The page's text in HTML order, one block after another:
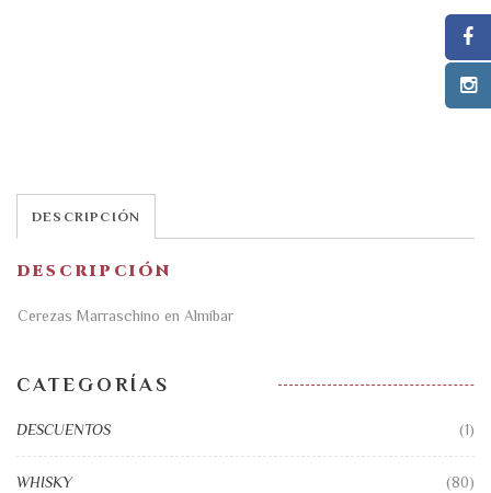
DESCRIPCIÓN
DESCRIPCIÓN
Cerezas Marraschino en Almíbar
CATEGORÍAS
DESCUENTOS (1)
WHISKY (80)